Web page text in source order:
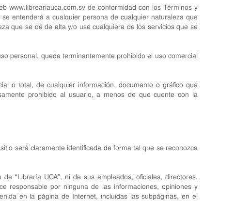
www.libreariauca.com.svde conformidad con los Términos y
entenderá a cualquier persona de cualquier naturaleza que
que se dé de alta y/o use cualquiera de los servicios que se
personal, queda terminantemente prohibido el uso comercial
o total, de cualquier información, documento o gráfico que
prohibido al usuario, a menos de que cuente con la
será claramente identificada de forma tal que se reconozca
“Librería UCA”, ni de sus empleados, oficiales, directores,
responsable por ninguna de las informaciones, opiniones y
en la página de Internet, incluidas las subpáginas, en el